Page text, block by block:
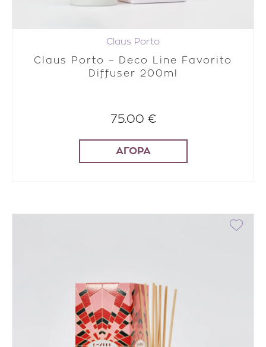
Claus Porto
Claus Porto – Deco Line Favorito
Diffuser 200ml
75.00 €
ΑΓΟΡΑ